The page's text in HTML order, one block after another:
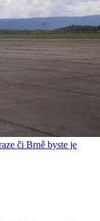
či Brně byste je